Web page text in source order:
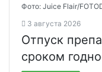
Фото: Juice Flair/
3 августа 2026
Отпуск
сроком